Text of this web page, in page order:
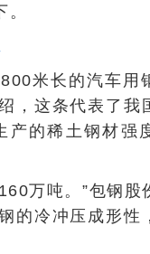
米长的汽车用
，这条代表了我
产的稀土钢材强
万吨。”包钢股
的冷冲压成形性